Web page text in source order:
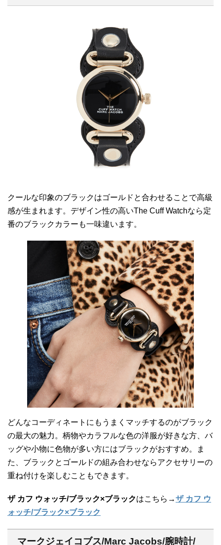
クールな印象のブラックはゴールドと合わせることで高級
感が生まれます。デザイン性の高いThe Cuff Watchなら定
番のブラックカラーも一味違います。
どんなコーディネートにもうまくマッチするのがブラック
の最大の魅力。柄物やカラフルな色の洋服が好きな方、バ
ッグや小物に色物が多い方にはブラックがおすすめ。ま
た、ブラックとゴールドの組み合わせならアクセサリーの
重ね付けを楽しむこともできます。
ザ カフ ウォッチ/ブラック×ブラックはこちら→ザ カフ ウ
ォッチ/ブラック×ブラック
マークジェイコブス/Marc Jacobs/腕時計/